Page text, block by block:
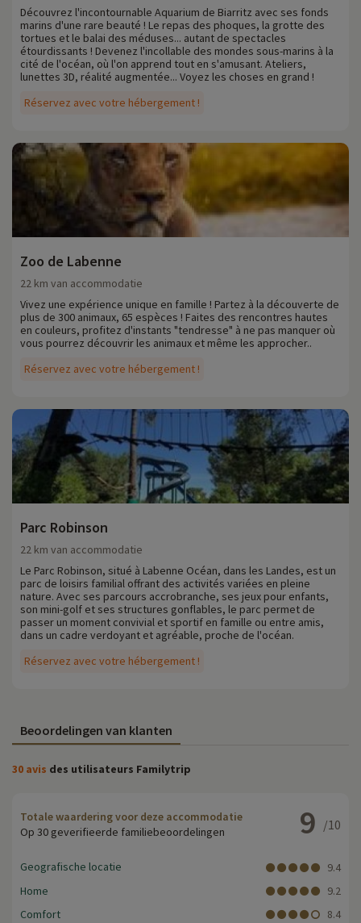
Réservez avec votre hébergement !
Découvrez l'incontournable Aquarium de Biarritz avec ses fonds
marins d'une rare beauté ! Le repas des phoques, la grotte des
tortues et le balai des méduses... autant de spectacles
étourdissants ! Devenez l'incollable des mondes sous-marins à la
cité de l'océan, où l'on apprend tout en s'amusant. Ateliers,
lunettes 3D, réalité augmentée... Voyez les choses en grand !
Zoo de Labenne
Réservez avec votre hébergement !
22 km van accommodatie
Vivez une expérience unique en famille ! Partez à la découverte de
plus de 300 animaux, 65 espèces ! Faites des rencontres hautes
en couleurs, profitez d'instants "tendresse" à ne pas manquer où
vous pourrez découvrir les animaux et même les approcher..
Parc Robinson
Réservez avec votre hébergement !
22 km van accommodatie
Le Parc Robinson, situé à Labenne Océan, dans les Landes, est un
parc de loisirs familial offrant des activités variées en pleine
nature. Avec ses parcours accrobranche, ses jeux pour enfants,
son mini-golf et ses structures gonflables, le parc permet de
passer un moment convivial et sportif en famille ou entre amis,
dans un cadre verdoyant et agréable, proche de l'océan.
Beoordelingen van klanten
30 avis des utilisateurs Familytrip
Totale waardering voor deze accommodatie
Op 30 geverifieerde familiebeoordelingen
9 /10
Geografische locatie
9.4
Home
9.2
Comfort
8.4